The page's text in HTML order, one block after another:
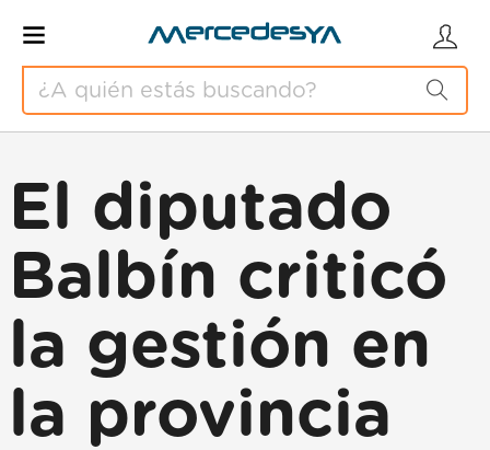
El diputado
Balbín criticó
la gestión en
la provincia